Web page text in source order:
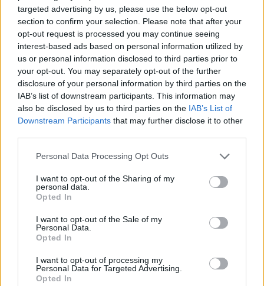
targeted advertising by us, please use the below opt-out
section to confirm your selection. Please note that after your
opt-out request is processed you may continue seeing
interest-based ads based on personal information utilized by
us or personal information disclosed to third parties prior to
your opt-out. You may separately opt-out of the further
disclosure of your personal information by third parties on the
IAB’s list of downstream participants. This information may
also be disclosed by us to third parties on the IAB’s List of
Downstream Participants that may further disclose it to other
Please note that this website/app uses one or more Google
not limited to your visit or usage behaviour. You may click to
grant or deny consent to Google and its third-party tags to
use your data for below specified purposes in below Google
consent section.
Personal Data Processing Opt Outs
I want to opt-out of the Sharing of my
personal data.
Opted In
I want to opt-out of the Sale of my
Personal Data.
Opted In
I want to opt-out of processing my
Personal Data for Targeted Advertising.
Opted In
"παράθυρο" της FIBA...
Ολυμπιακός: Με Μόρις αντί
Ντιλικίνα στο Game 3 με
Μονακό
05/MAY/26 18:16
Με τον Μόντε Μόρις αντί του Φρανκ Ντιλικίνα στη 12άδα
του θα αγωνιστεί ο Ολυμπιακός απέναντι στη Μονακό.
Ολυμπιακός: Χωρίς Ντιλικίνα,
Η δωδεκάδα του Ολυμπιακού για
Ιταλούς οι ΛεΝτέι,
Γκούντουριτς